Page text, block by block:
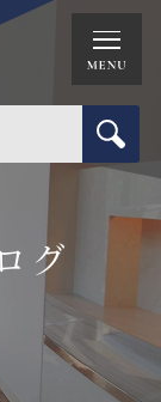
グ